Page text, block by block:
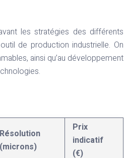
les stratégies des différents
de production industrielle. On
ainsi qu’au développement
Résolution
(microns)
Prix
indicatif
(€)